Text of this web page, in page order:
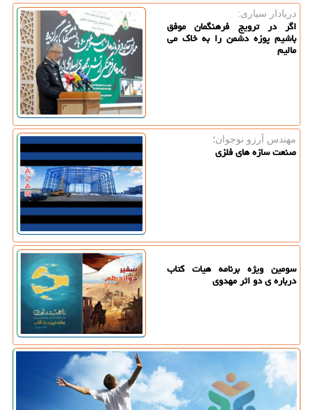
دریادار سیاری:
اگر در ترویج فرهنگمان موفق
باشیم پوزه دشمن را به خاک می
مالیم
مهندس آرزو نوجوان؛
صنعت سازه های فلزی
سومین ویژه برنامه هیات کتاب
درباره ی دو اثر مهدوی